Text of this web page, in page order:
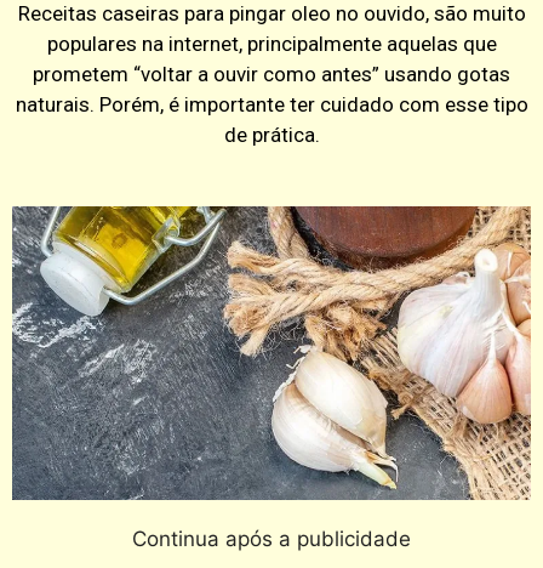
Receitas caseiras para pingar oleo no ouvido, são muito
populares na internet, principalmente aquelas que
prometem “voltar a ouvir como antes” usando gotas
naturais. Porém, é importante ter cuidado com esse tipo
de prática.
Continua após a publicidade